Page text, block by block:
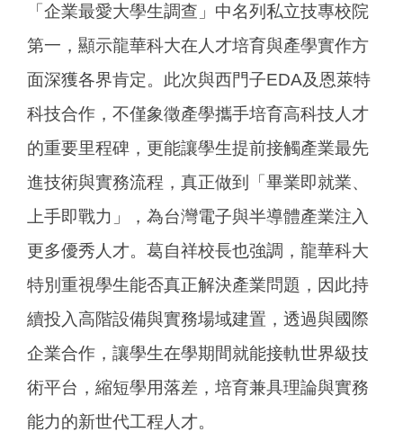
「企業最愛大學生調查」中名列私立技專校院
第一，顯示龍華科大在人才培育與產學實作方
面深獲各界肯定。此次與西門子EDA及恩萊特
科技合作，不僅象徵產學攜手培育高科技人才
的重要里程碑，更能讓學生提前接觸產業最先
進技術與實務流程，真正做到「畢業即就業、
上手即戰力」，為台灣電子與半導體產業注入
更多優秀人才。葛自祥校長也強調，龍華科大
特別重視學生能否真正解決產業問題，因此持
續投入高階設備與實務場域建置，透過與國際
企業合作，讓學生在學期間就能接軌世界級技
術平台，縮短學用落差，培育兼具理論與實務
能力的新世代工程人才。